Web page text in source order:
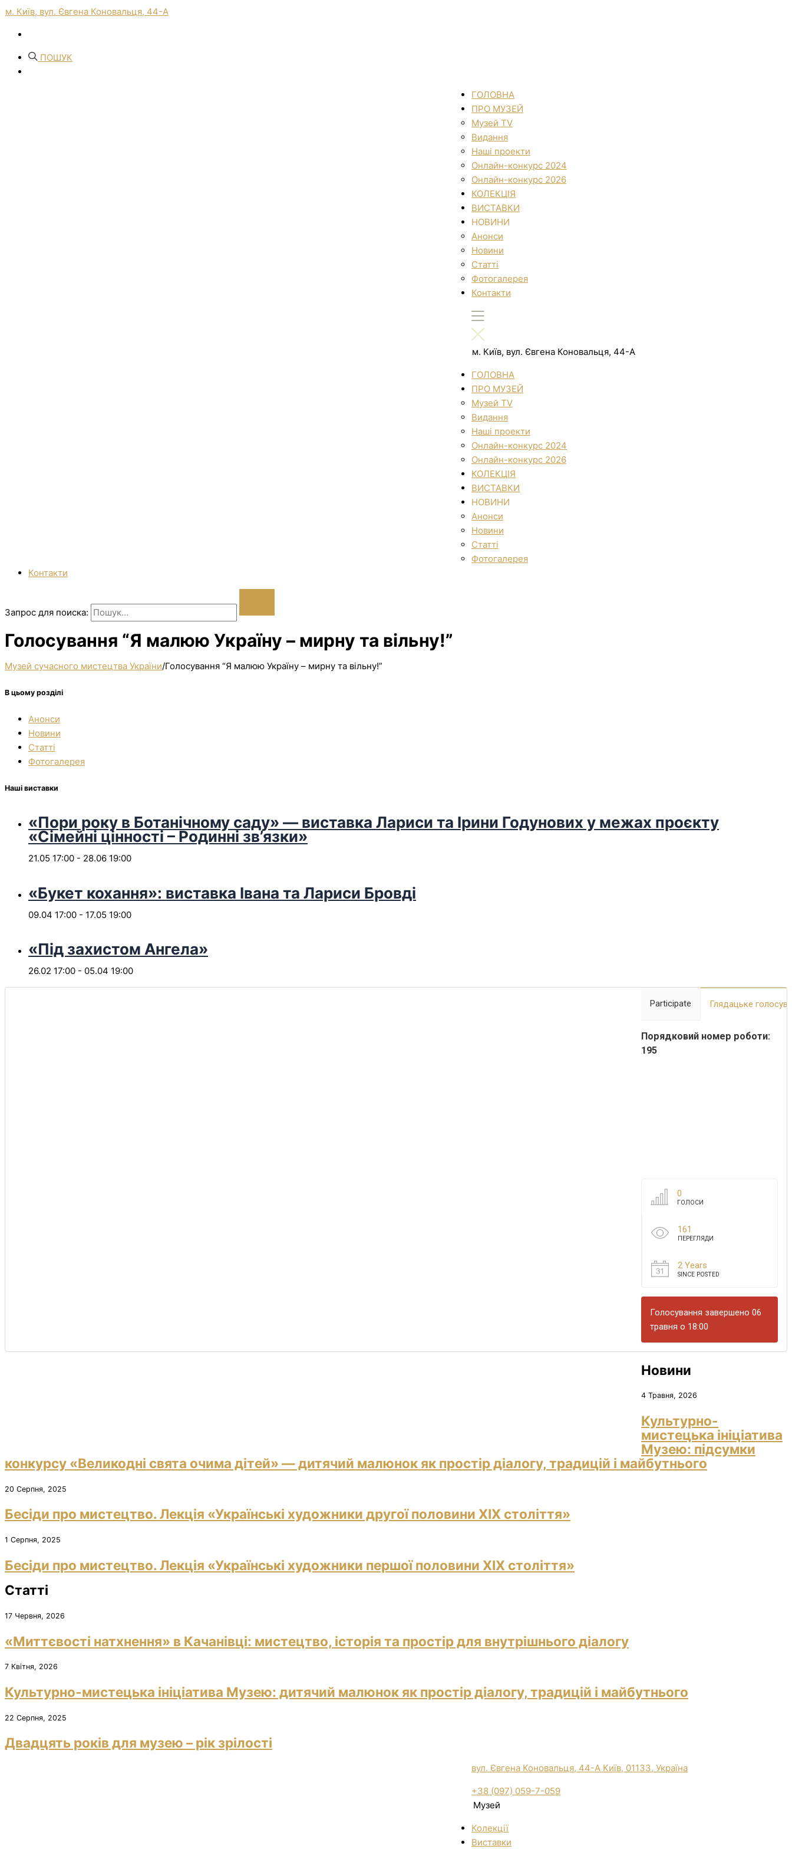
м. Київ, вул. Євгена Коновальця, 44-А
ПОШУК
ГОЛОВНА
ПРО МУЗЕЙ
Музей TV
Видання
Наші проекти
Онлайн-конкурс 2024
Онлайн-конкурс 2026
КОЛЕКЦІЯ
ВИСТАВКИ
НОВИНИ
Анонси
Новини
Статті
Фотогалерея
Контакти
м. Київ, вул. Євгена Коновальця, 44-А
ГОЛОВНА
ПРО МУЗЕЙ
Музей TV
Видання
Наші проекти
Онлайн-конкурс 2024
Онлайн-конкурс 2026
КОЛЕКЦІЯ
ВИСТАВКИ
НОВИНИ
Анонси
Новини
Статті
Фотогалерея
Контакти
Запрос для поиска:
Голосування “Я малюю Україну – мирну та вільну!”
Музей сучасного мистецтва України/Голосування “Я малюю Україну – мирну та вільну!”
В цьому розділі
Анонси
Новини
Статті
Фотогалерея
Наші виставки
«Пори року в Ботанічному саду» — виставка Лариси та Ірини Годунових у межах проєкту
«Сімейні цінності – Родинні зв’язки»
21.05 17:00 - 28.06 19:00
«Букет кохання»: виставка Івана та Лариси Бровді
09.04 17:00 - 17.05 19:00
«Під захистом Ангела»
26.02 17:00 - 05.04 19:00
Participate Глядацьке
Порядковий номер роботи:
195
0
ГОЛОСИ
161
ПЕРЕГЛЯДИ
2 Years
SINCE POSTED
Голосування завершено 06
травня о 18:00
Новини
4 Травня, 2026
Культурно-
мистецька ініціатива
Музею: підсумки
конкурсу «Великодні свята очима дітей» — дитячий малюнок як простір діалогу, традицій і майбутнього
20 Серпня, 2025
Бесіди про мистецтво. Лекція «Українські художники другої половини ХІХ століття»
1 Серпня, 2025
Бесіди про мистецтво. Лекція «Українські художники першої половини ХІХ століття»
Статті
17 Червня, 2026
«Миттєвості натхнення» в Качанівці: мистецтво, історія та простір для внутрішнього діалогу
7 Квітня, 2026
Культурно-мистецька ініціатива Музею: дитячий малюнок як простір діалогу, традицій і майбутнього
22 Серпня, 2025
Двадцять років для музею – рік зрілості
вул. Євгена Коновальця, 44-А Київ, 01133, Україна
+38 (097) 059-7-059
Музей
Колекції
Виставки